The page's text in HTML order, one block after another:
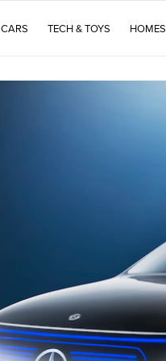
CARS TECH & TOYS HOMES